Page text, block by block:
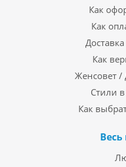
Как
Как
Как
Женсовет /
Стили
Как
Весь